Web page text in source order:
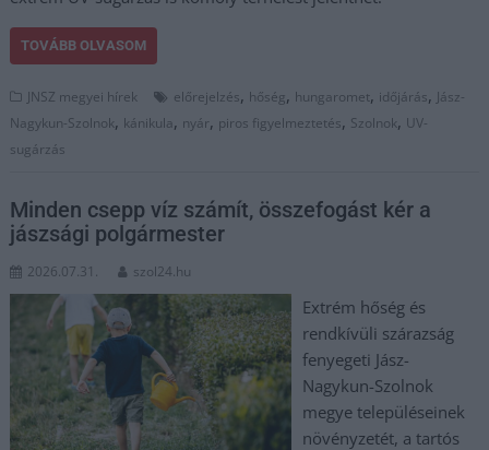
TOVÁBB OLVASOM
JNSZ megyei hírek előrejelzés, hőség, hungaromet, időjárás, Jász-
Nagykun-Szolnok, kánikula, nyár, piros figyelmeztetés, Szolnok, UV-
sugárzás
Minden csepp víz számít, összefogást kér a
jászsági polgármester
2026.07.31. szol24.hu
Extrém hőség és
rendkívüli szárazság
fenyegeti Jász-
Nagykun-Szolnok
megye településeinek
növényzetét, a tartós